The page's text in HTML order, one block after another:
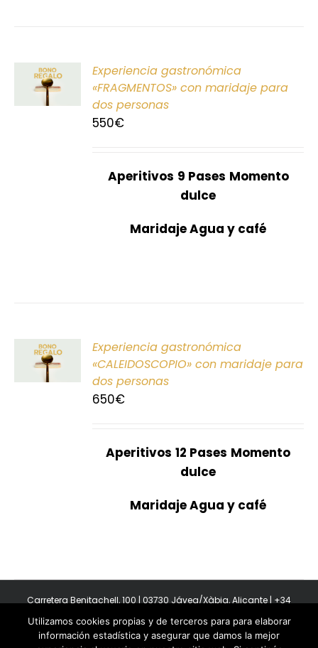
Experiencia gastronómica
«FRAGMENTOS» con maridaje para
dos personas
550€
Aperitivos 9 Pases Momento
dulce
Maridaje Agua y café
Experiencia gastronómica
«CALEIDOSCOPIO» con maridaje para
dos personas
650€
Aperitivos 12 Pases Momento
dulce
Maridaje Agua y café
Carretera Benitachell, 100 | 03730 Jávea/Xàbia, Alicante | +34
Copyright 2011-2026 BonAmb Restaurant | All Rights Reserved |
Política de privacidad|Powered by Insertcom
Utilizamos cookies propias y de terceros para para elaborar
información estadística y asegurar que damos la mejor